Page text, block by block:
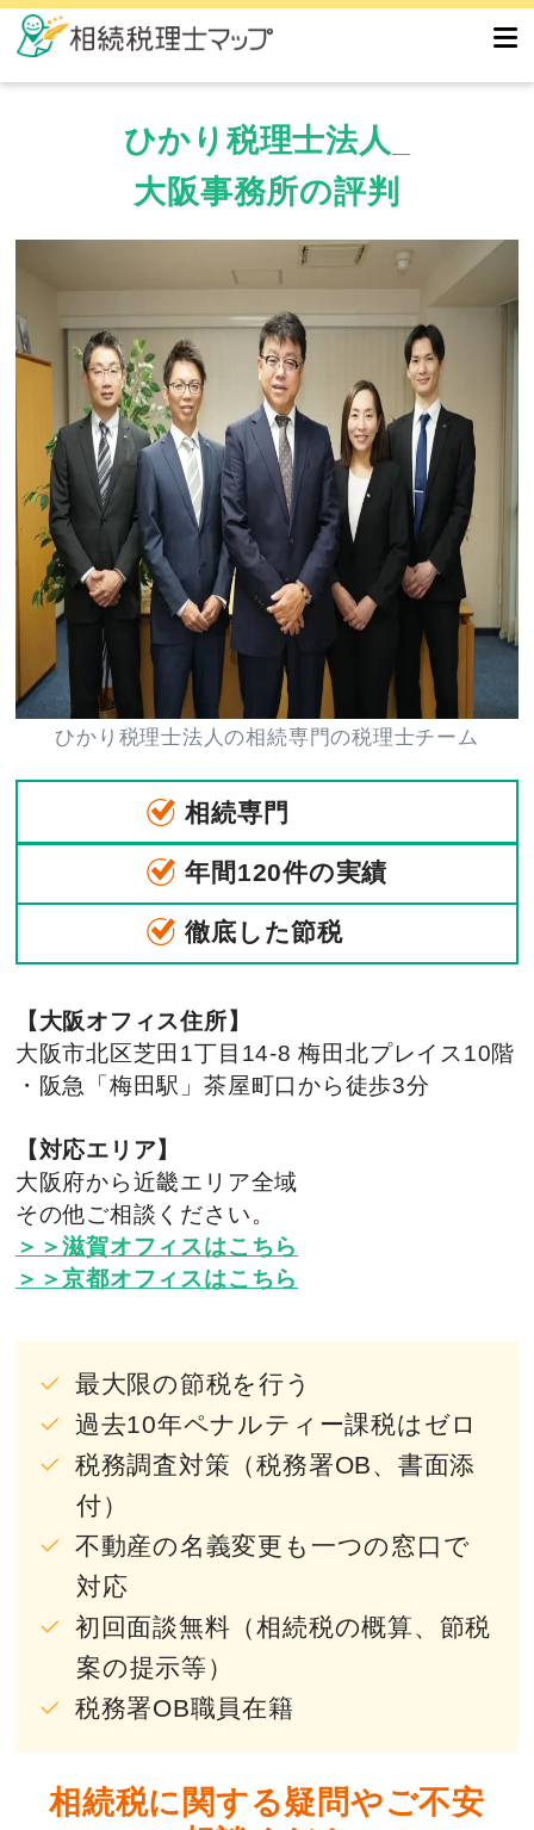
ひかり税理士法人_
大阪事務所の評判
ひかり税理士法人の相続専門の税理士チーム
相続専門
年間120件の実績
徹底した節税
【大阪オフィス住所】
大阪市北区芝田1丁目14-8 梅田北プレイス10階
・阪急「梅田駅」茶屋町口から徒歩3分
【対応エリア】
大阪府から近畿エリア全域
その他ご相談ください。
＞＞滋賀オフィスはこちら
＞＞京都オフィスはこちら
最大限の節税を行う
過去10年ペナルティー課税はゼロ
税務調査対策（税務署OB、書面添
付）
不動産の名義変更も一つの窓口で
対応
初回面談無料（相続税の概算、節税
案の提示等）
税務署OB職員在籍
相続税に関する疑問やご不安